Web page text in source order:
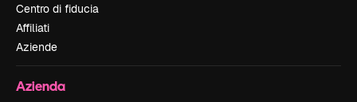
Centro di fiducia
Affiliati
Aziende
Azienda